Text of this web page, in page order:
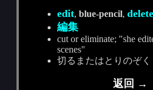
edit,blue-pencil,delete
編集
cut or eliminate; "she
scenes"
切るまたはとりのぞく
返回 →